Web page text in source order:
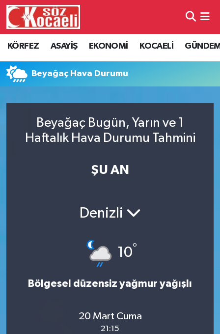
KÖRFEZ ASAYİŞ EKONOMİ KOCAELİ
Beyağaç Hava Durumu
Beyağaç Bugün, Yarın ve 1
Haftalık Hava Durumu Tahmini
ŞU AN
Denizli
10°
Bölgesel düzensiz yağmur yağışlı
20 Mart Cuma
21:15
Kocaeli Hava Durumu
Kocaeli Namaz Vakitleri
Süper Lig Puan Durumu ve Fikstür